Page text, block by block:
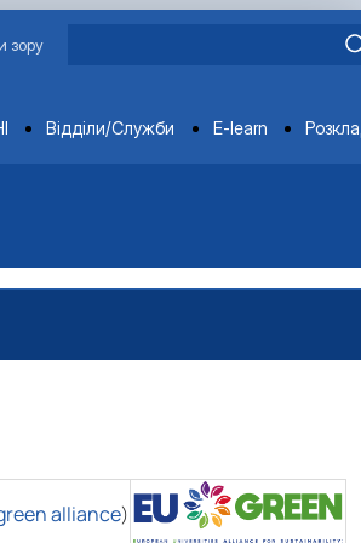
зору
Відділи/Служби E-learn
alliance)